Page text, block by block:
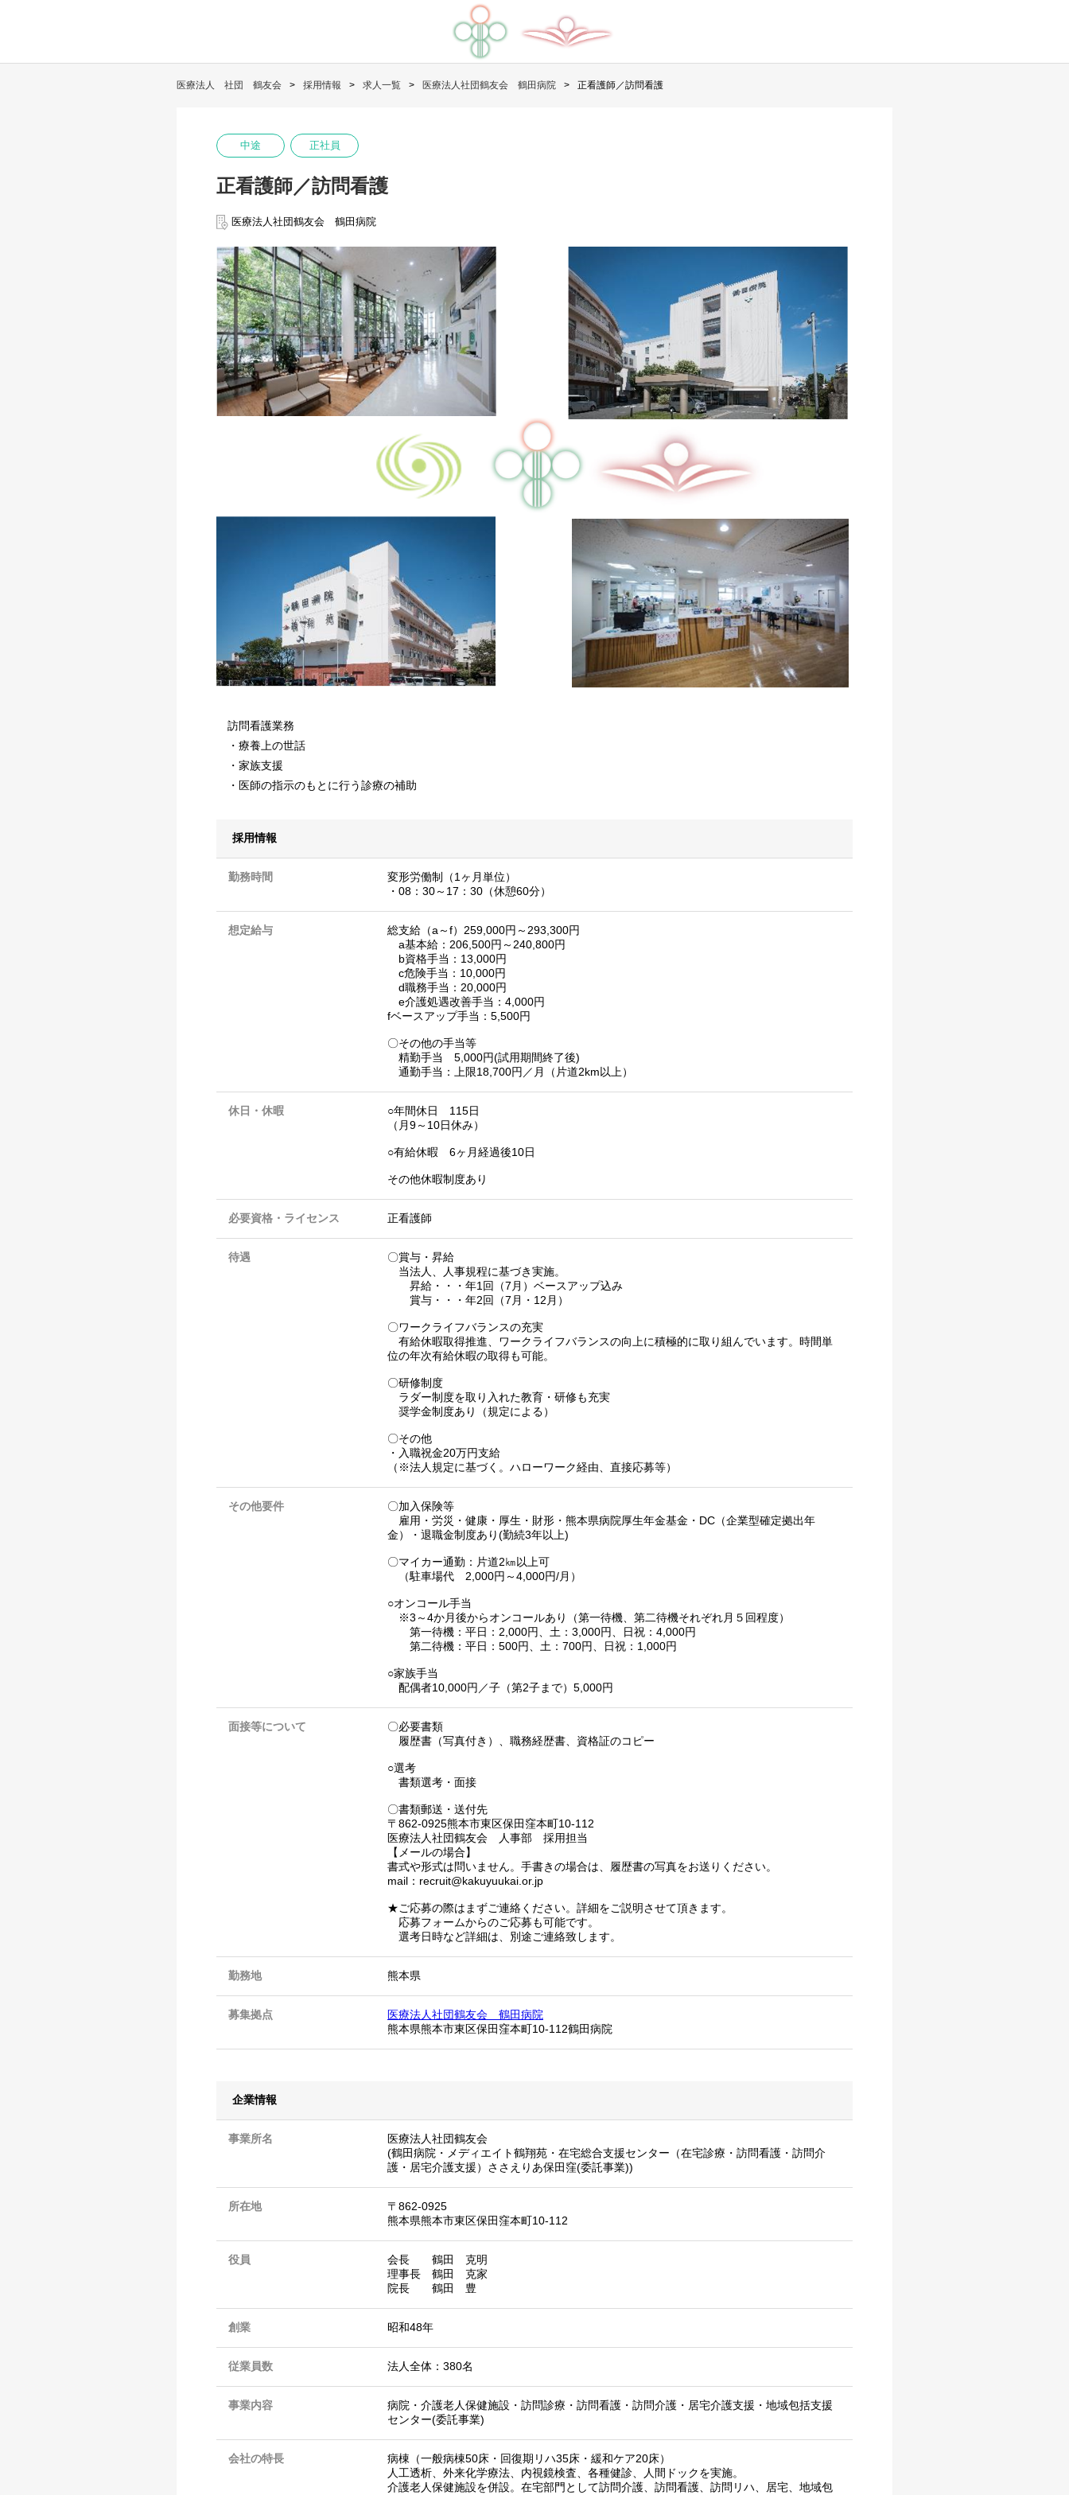
医療法人 社団 鶴友会 採用情報 求人一覧 医療法人社団鶴友会 鶴田病院 正看護師／訪問看護
中途 正社員
正看護師／訪問看護
医療法人社団鶴友会 鶴田病院
訪問看護業務
・療養上の世話
・家族支援
・医師の指示のもとに行う診療の補助
採用情報
勤務時間
変形労働制（1ヶ月単位）
・08：30～17：30（休憩60分）
想定給与
総支給（a～f）259,000円～293,300円
a基本給：206,500円～240,800円
b資格手当：13,000円
c危険手当：10,000円
d職務手当：20,000円
e介護処遇改善手当：4,000円
fベースアップ手当：5,500円
〇その他の手当等
精勤手当 5,000円(試用期間終了後)
通勤手当：上限18,700円／月（片道2km以上）
休日・休暇
○年間休日 115日
（月9～10日休み）
○有給休暇 6ヶ月経過後10日
その他休暇制度あり
必要資格・ライセンス 正看護師
待遇
〇賞与・昇給
当法人、人事規程に基づき実施。
昇給・・・年1回（7月）ベースアップ込み
賞与・・・年2回（7月・12月）
〇ワークライフバランスの充実
有給休暇取得推進、ワークライフバランスの向上に積極的に取り組んでいます。時間単
位の年次有給休暇の取得も可能。
〇研修制度
ラダー制度を取り入れた教育・研修も充実
奨学金制度あり（規定による）
〇その他
・入職祝金20万円支給
（※法人規定に基づく。ハローワーク経由、直接応募等）
その他要件
〇加入保険等
雇用・労災・健康・厚生・財形・熊本県病院厚生年金基金・DC（企業型確定拠出年
金）・退職金制度あり(勤続3年以上)
〇マイカー通勤：片道2㎞以上可
（駐車場代 2,000円～4,000円/月）
○オンコール手当
※3～4か月後からオンコールあり（第一待機、第二待機それぞれ月５回程度）
第一待機：平日：2,000円、土：3,000円、日祝：4,000円
第二待機：平日：500円、土：700円、日祝：1,000円
○家族手当
配偶者10,000円／子（第2子まで）5,000円
面接等について
〇必要書類
履歴書（写真付き）、職務経歴書、資格証のコピー
○選考
書類選考・面接
〇書類郵送・送付先
〒862-0925熊本市東区保田窪本町10-112
医療法人社団鶴友会 人事部 採用担当
【メールの場合】
書式や形式は問いません。手書きの場合は、履歴書の写真をお送りください。
mail：recruit@kakuyuukai.or.jp
★ご応募の際はまずご連絡ください。詳細をご説明させて頂きます。
応募フォームからのご応募も可能です。
選考日時など詳細は、別途ご連絡致します。
勤務地 熊本県
募集拠点
医療法人社団鶴友会 鶴田病院
熊本県熊本市東区保田窪本町10-112鶴田病院
企業情報
事業所名
医療法人社団鶴友会
(鶴田病院・メディエイト鶴翔苑・在宅総合支援センター（在宅診療・訪問看護・訪問介
護・居宅介護支援）ささえりあ保田窪(委託事業))
所在地
〒862-0925
熊本県熊本市東区保田窪本町10-112
役員
会長 鶴田 克明
理事長 鶴田 克家
院長 鶴田 豊
創業 昭和48年
従業員数 法人全体：380名
事業内容
病院・介護老人保健施設・訪問診療・訪問看護・訪問介護・居宅介護支援・地域包括支援
センター(委託事業)
会社の特長
病棟（一般病棟50床・回復期リハ35床・緩和ケア20床）
人工透析、外来化学療法、内視鏡検査、各種健診、人間ドックを実施。
介護老人保健施設を併設。在宅部門として訪問介護、訪問看護、訪問リハ、居宅、地域包